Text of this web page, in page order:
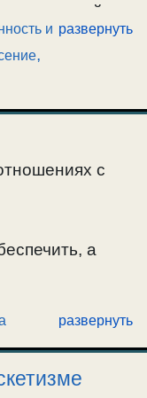
страданий,
дело в
спасения
спастись надо
суета и
далее тем
,#спасение
и
,
развернуть
с
а
развернуть